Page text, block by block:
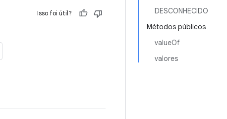
DESCONHECIDO
Métodos públicos
valueOf
valores
Isso foi útil?